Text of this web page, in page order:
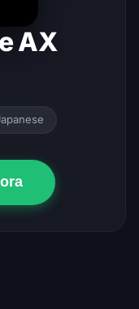
AX